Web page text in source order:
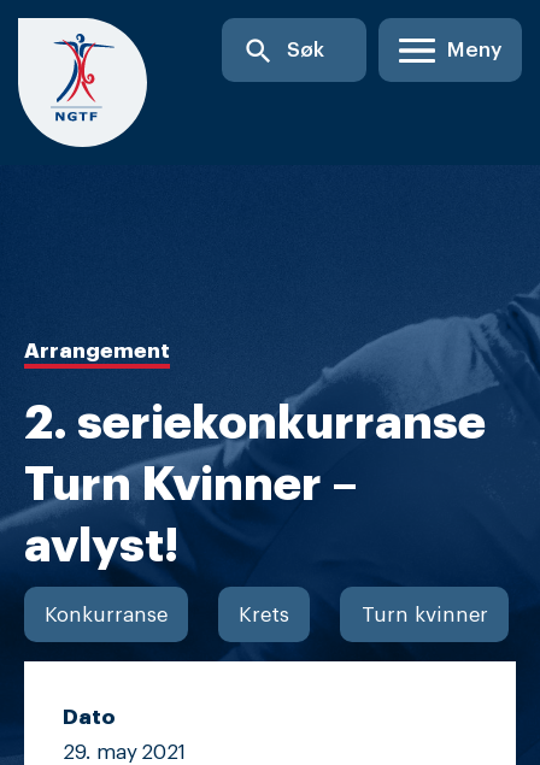
Skip
content
search Søk Meny
Arrangement
2. seriekonkurranse
Turn Kvinner –
avlyst!
Konkurranse Krets Turn kvinner
Dato
29. may 2021